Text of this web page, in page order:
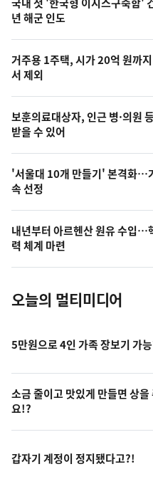
최
신,
오
늘
의
영
상
오
늘
의
사
진
뉴
스
년 해군 인도
거주용 1주택, 시가 20억 원까
서 제외
보훈의료대상자, 인근 병·의원
받을 수 있어
'서울대 10개 만들기' 본격화…
속 선정
내년부터 아르헨산 원유 수입…
력 체계 마련
오늘의 멀티미디어
5만원으로 4인 가족 장보기 가
소금 줄이고 맛있게 만들면 상
요!?
갑자기 계정이 정지됐다고?!